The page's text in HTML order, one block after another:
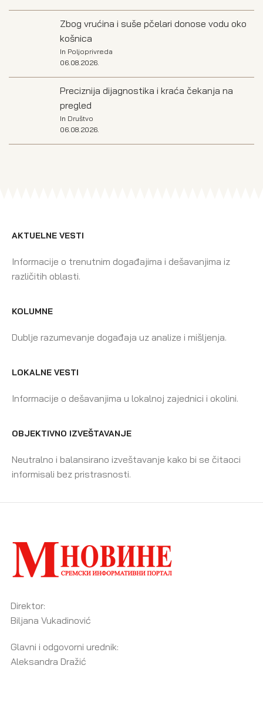
Zbog vrućina i suše pčelari donose vodu oko
košnica
In Poljoprivreda
06.08.2026.
Preciznija dijagnostika i kraća čekanja na
pregled
In Društvo
06.08.2026.
AKTUELNE VESTI
Informacije o trenutnim događajima i dešavanjima iz
različitih oblasti.
KOLUMNE
Dublje razumevanje događaja uz analize i mišljenja.
LOKALNE VESTI
Informacije o dešavanjima u lokalnoj zajednici i okolini.
OBJEKTIVNO IZVEŠTAVANJE
Neutralno i balansirano izveštavanje kako bi se čitaoci
informisali bez pristrasnosti.
Direktor:
Biljana Vukadinović
Glavni i odgovorni urednik:
Aleksandra Dražić